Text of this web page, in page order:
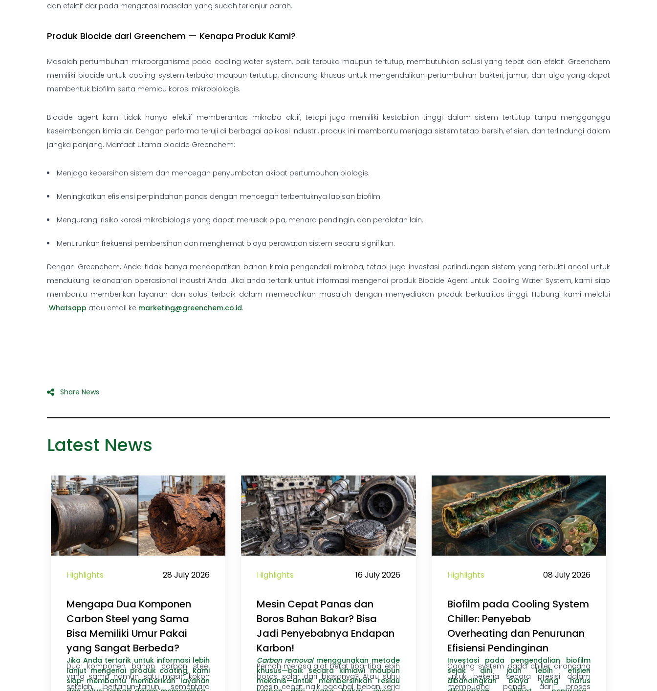
dan efektif daripada mengatasi masalah yang sudah terlanjur parah.
Produk Biocide dari Greenchem — Kenapa Produk Kami?
Masalah pertumbuhan mikroorganisme pada cooling water system, baik terbuka maupun tertutup, membutuhkan solusi yang tepat dan efektif. Greenchem
memiliki biocide untuk cooling system terbuka maupun tertutup, dirancang khusus untuk mengendalikan pertumbuhan bakteri, jamur, dan alga yang dapat
membentuk biofilm serta memicu korosi mikrobiologis.
Biocide agent kami tidak hanya efektif memberantas mikroba aktif, tetapi juga memiliki kestabilan tinggi dalam sistem tertutup tanpa mengganggu
keseimbangan kimia air. Dengan performa teruji di berbagai aplikasi industri, produk ini membantu menjaga sistem tetap bersih, efisien, dan terlindungi dalam
jangka panjang. Manfaat utama biocide Greenchem:
Menjaga kebersihan sistem dan mencegah penyumbatan akibat pertumbuhan biologis.
Meningkatkan efisiensi perpindahan panas dengan mencegah terbentuknya lapisan biofilm.
Mengurangi risiko korosi mikrobiologis yang dapat merusak pipa, menara pendingin, dan peralatan lain.
Menurunkan frekuensi pembersihan dan menghemat biaya perawatan sistem secara signifikan.
Dengan Greenchem, Anda tidak hanya mendapatkan bahan kimia pengendali mikroba, tetapi juga investasi perlindungan sistem yang terbukti andal untuk
mendukung kelancaran operasional industri Anda. Jika anda tertarik untuk informasi mengenai produk Biocide Agent untuk Cooling Water System, kami siap
membantu memberikan layanan dan solusi terbaik dalam memecahkan masalah dengan menyediakan produk berkualitas tinggi. Hubungi kami melalui
Whatsapp atau email ke marketing@greenchem.co.id.
Share News
Latest News
Highlights 28 July 2026
Mengapa Dua Komponen
Carbon Steel yang Sama
Bisa Memiliki Umur Pakai
yang Sangat Berbeda?
Dua komponen bahan carbon steel
yang sama namun satu masih kokoh
setelah bertahun-tahun, sementara
Jika Anda tertarik untuk informasi lebih
lanjut mengenai produk coating, kami
siap membantumemberikan layanan
Highlights 16 July 2026
Mesin Cepat Panas dan
Boros Bahan Bakar? Bisa
Jadi Penyebabnya Endapan
Karbon!
Pernah merasa alat berat tiba-tiba lebih
boros solar dari biasanya? Atau suhu
mesin cepat naik padahal beban kerja
Carbon removalmenggunakan metode
khusus—baik secara kimiawi maupun
mekanis—untuk membersihkan residu
Highlights 08 July 2026
Biofilm pada Cooling System
Chiller: Penyebab
Overheating dan Penurunan
Efisiensi Pendinginan
Cooling system pada chiller dirancang
untuk bekerja secara presisi dalam
membuang panas dari proses
Investasi pada pengendalian biofilm
sejak dini jauh lebih efisien
dibandingkan biaya yang harus